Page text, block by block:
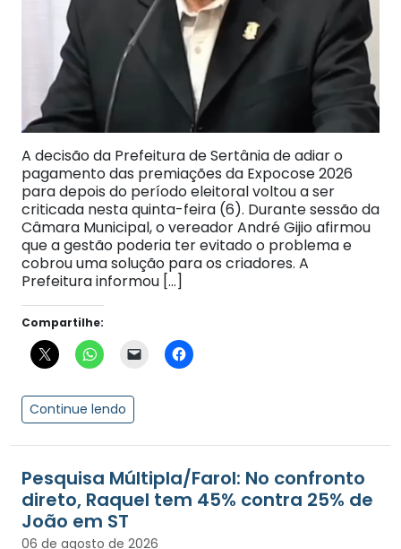
A decisão da Prefeitura de Sertânia de adiar o
pagamento das premiações da Expocose 2026
para depois do período eleitoral voltou a ser
criticada nesta quinta-feira (6). Durante sessão da
Câmara Municipal, o vereador André Gijio afirmou
que a gestão poderia ter evitado o problema e
cobrou uma solução para os criadores. A
Prefeitura informou […]
Compartilhe:
Continue lendo
Pesquisa Múltipla/Farol: No confronto
direto, Raquel tem 45% contra 25% de
João em ST
06 de agosto de 2026